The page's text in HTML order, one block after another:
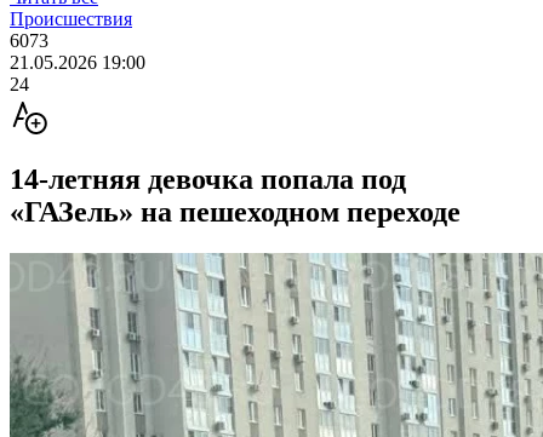
Происшествия
6073
21.05.2026 19:00
24
14-летняя девочка попала под
«ГАЗель» на пешеходном переходе